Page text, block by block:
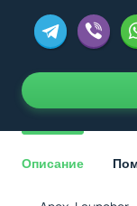
Описание